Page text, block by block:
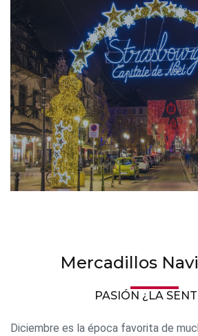
Mercadillos
PASIÓN ¿LA
Diciembre es la época favorita de